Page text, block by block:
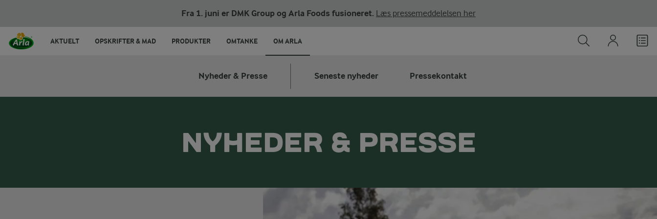
Fra 1. juni er DMK Group og Arla Foods fusioneret. Læs pressemeddelelsen her
AKTUELT OPSKRIFTER & MAD PRODUKTER OMTANKE OM ARLA
Nyheder & Presse Seneste nyheder Pressekontakt
NYHEDER & PRESSE